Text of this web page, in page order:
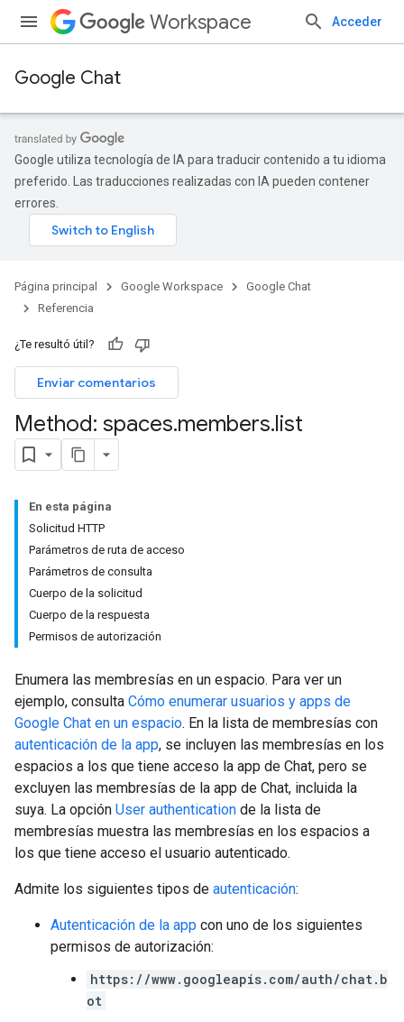
Workspace Acceder
Google Chat
Google utiliza tecnología de IA para traducir contenido a tu idioma
preferido. Las traducciones realizadas con IA pueden contener
errores.
Página principal Google Workspace
Google Chat
Referencia
¿Te resultó útil?
Enviar comentarios
Method: spaces.members.list
En esta página
Solicitud HTTP
Parámetros de ruta de acceso
Parámetros de consulta
Cuerpo de la solicitud
Cuerpo de la respuesta
Permisos de autorización
Enumera las membresías en un espacio. Para ver un
ejemplo, consulta Cómo enumerar usuarios y apps de
Google Chat en un espacio. En la lista de membresías con
autenticación de la app, se incluyen las membresías en los
espacios a los que tiene acceso la app de Chat, pero se
excluyen las membresías de la app de Chat, incluida la
suya. La opción User authentication de la lista de
membresías muestra las membresías en los espacios a
los que tiene acceso el usuario autenticado.
Admite los siguientes tipos de autenticación:
Autenticación de la app con uno de los siguientes
permisos de autorización:
https://www.googleapis.com/auth/chat.b
ot